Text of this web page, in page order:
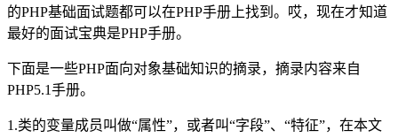
的PHP基础面试题都可以在PHP手册上找到。哎，现在才知道
最好的面试宝典是PHP手册。
下面是一些PHP面向对象基础知识的摘录，摘录内容来自
PHP5.1手册。
1.类的变量成员叫做“属性”，或者叫“字段”、“特征”，在本文